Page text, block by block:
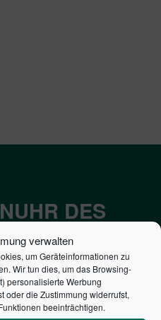
verwalten
um Geräteinformationen zu
Wir tun dies, um das Browsing-
personalisierte Werbung
oder die Zustimmung widerrufst,
beeinträchtigen.
DES
DER
€